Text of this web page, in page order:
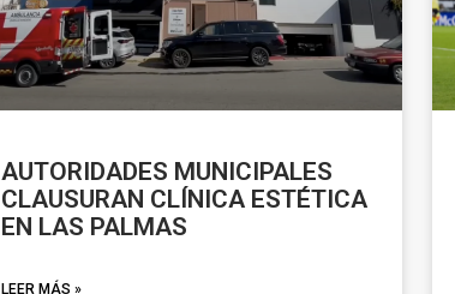
AUTORIDADES MUNICIPALES
CLAUSURAN CLÍNICA ESTÉTICA
EN LAS PALMAS
LEER MÁS »